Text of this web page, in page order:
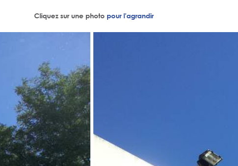
Cliquez sur une photo pour l'agrandir